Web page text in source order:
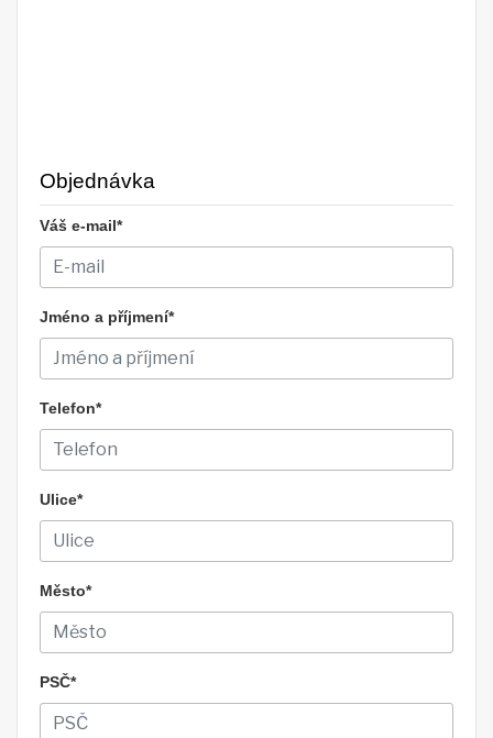
Objednávka
Váš e-mail*
Jméno a příjmení*
Telefon*
Ulice*
Město*
PSČ*